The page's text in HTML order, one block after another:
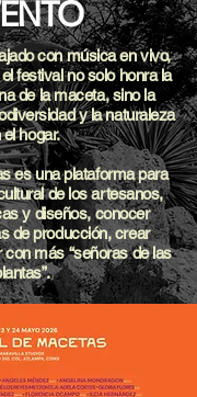
con música en vivo,
festival no solo honra la
de la maceta, sino la
y la naturaleza
el hogar.
es una plataforma para
de los artesanos,
y diseños, conocer
de producción, crear
más “señoras de las